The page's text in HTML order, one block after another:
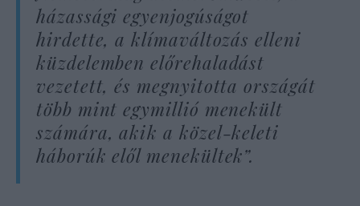
házassági egyenjogúságot
hirdette, a klímaváltozás elleni
küzdelemben előrehaladást
vezetett, és megnyitotta országát
több mint egymillió menekült
számára, akik a közel-keleti
háborúk elől menekültek”.